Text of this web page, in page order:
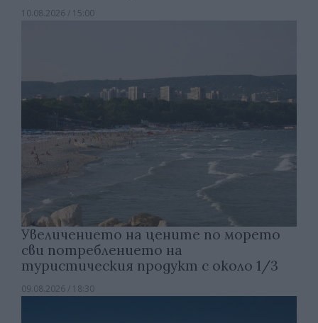
10.08.2026 / 15:00
Увеличението на цените по морето
сви потреблението на
туристическия продукт с около 1/3
09.08.2026 / 18:30